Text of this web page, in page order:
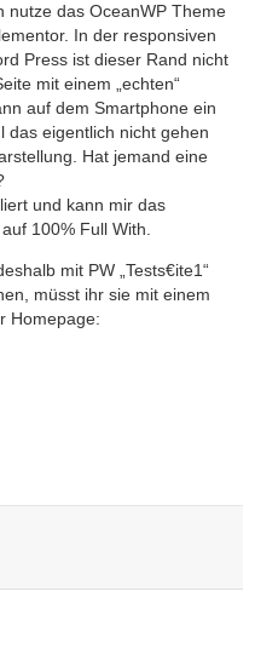
nutze das OceanWP Theme
In der responsiven
Press ist dieser Rand nicht
mit einem „echten“
auf dem Smartphone ein
das eigentlich nicht gehen
Hat jemand eine
und kann mir das
100% Full With.
mit PW „Tests€ite1“
müsst ihr sie mit einem
Homepage: